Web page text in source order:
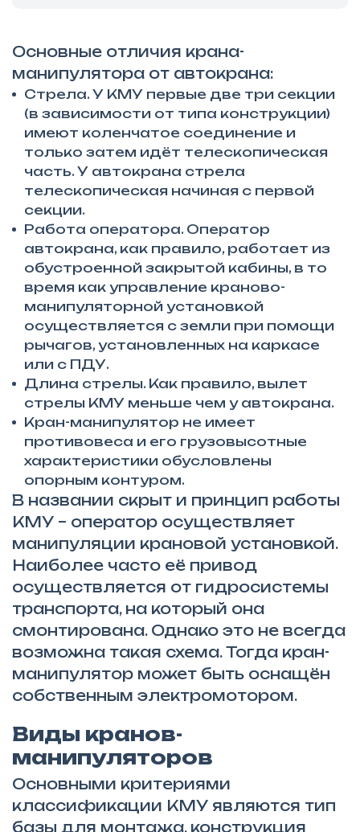
Основные отличия крана-
манипулятора от автокрана:
Стрела. У КМУ первые две три секции
(в зависимости от типа конструкции)
имеют коленчатое соединение и
только затем идёт телескопическая
часть. У автокрана стрела
телескопическая начиная с первой
секции.
Работа оператора. Оператор
автокрана, как правило, работает из
обустроенной закрытой кабины, в то
время как управление краново-
манипуляторной установкой
осуществляется с земли при помощи
рычагов, установленных на каркасе
или с ПДУ.
Длина стрелы. Как правило, вылет
стрелы КМУ меньше чем у автокрана.
Кран-манипулятор не имеет
противовеса и его грузовысотные
характеристики обусловлены
опорным контуром.
В названии скрыт и принцип работы
КМУ – оператор осуществляет
манипуляции крановой установкой.
Наиболее часто её привод
осуществляется от гидросистемы
транспорта, на который она
смонтирована. Однако это не всегда
возможна такая схема. Тогда кран-
манипулятор может быть оснащён
собственным электромотором.
Виды кранов-
манипуляторов
Основными критериями
классификации КМУ являются тип
базы для монтажа, конструкция